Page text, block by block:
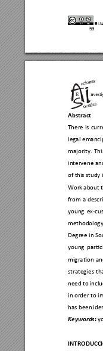
59
Abstract
There is
legal
majority.
intervene
of this study
Work about t
from a
young ex-
Degree in
young
migration
strategies
need to
in order to i
has been
Keywords:
INTRODUCC